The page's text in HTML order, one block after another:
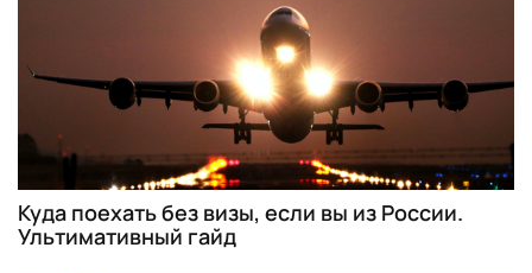
Куда поехать без визы, если вы из России.
Ультимативный гайд